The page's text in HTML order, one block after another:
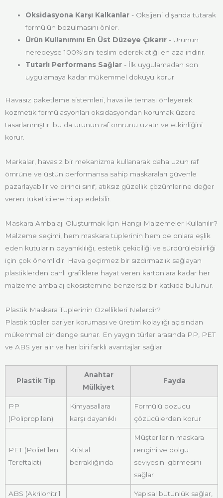
Oksidasyona Karşı Kalkanlar - Oksijeni dışarıda tutarak
formülün bozulmasını önler.
Ürün Kullanımını En Üst Düzeye Çıkarır - Ürünün
neredeyse 100%'sini teslim ederek atığı en aza indirir.
Tutarlı Performans Sağlar - İlk uygulamadan son
uygulamaya kadar mükemmel dokuyu korur.
Havasız paketleme sistemleri, hava ile teması önleyerek
kozmetik formülasyonları oksidasyondan korumak üzere
tasarlanmıştır; bu da ürünün raf ömrünü uzatır ve etkinliğini
korur.
Markalar, havasız bir mekanizma kullanarak daha uzun raf
ömrüne ve üstün performansa sahip maskaraları güvenle
pazarlayabilir ve birinci sınıf, atıksız güzellik çözümlerine değer
veren tüketicilere hitap edebilir.
Maskara Ambalajı Oluşturmak İçin Hangi Malzemeler Kullanılır?
Malzeme seçimi, hem maskara tüplerinin hem de onlara eşlik
eden kutuların dayanıklılığı, estetik çekiciliği ve sürdürülebilirliği
için çok önemlidir. Hava geçirmez bir sızdırmazlık sağlayan
plastiklerden canlı grafiklere hayat veren kartonlara kadar her
malzeme ambalaj ekosistemine benzersiz bir katkıda bulunur.
Plastik Maskara Tüplerinin Özellikleri Nelerdir?
Plastik tüpler bariyer koruması ve üretim kolaylığı açısından
mükemmel bir denge sunar. En yaygın türler arasında PP, PET
ve ABS yer alır ve her biri farklı avantajlar sağlar:
Plastik Tip
Anahtar
Mülkiyet
Fayda
PP
(Polipropilen)
Kimyasallara
karşı dayanıklı
Formülü bozucu
çözücülerden korur
PET (Polietilen
Tereftalat)
Kristal
berraklığında
Müşterilerin maskara
rengini ve dolgu
seviyesini görmesini
sağlar
ABS (Akrilonitril
Yapısal bütünlük sağlar,